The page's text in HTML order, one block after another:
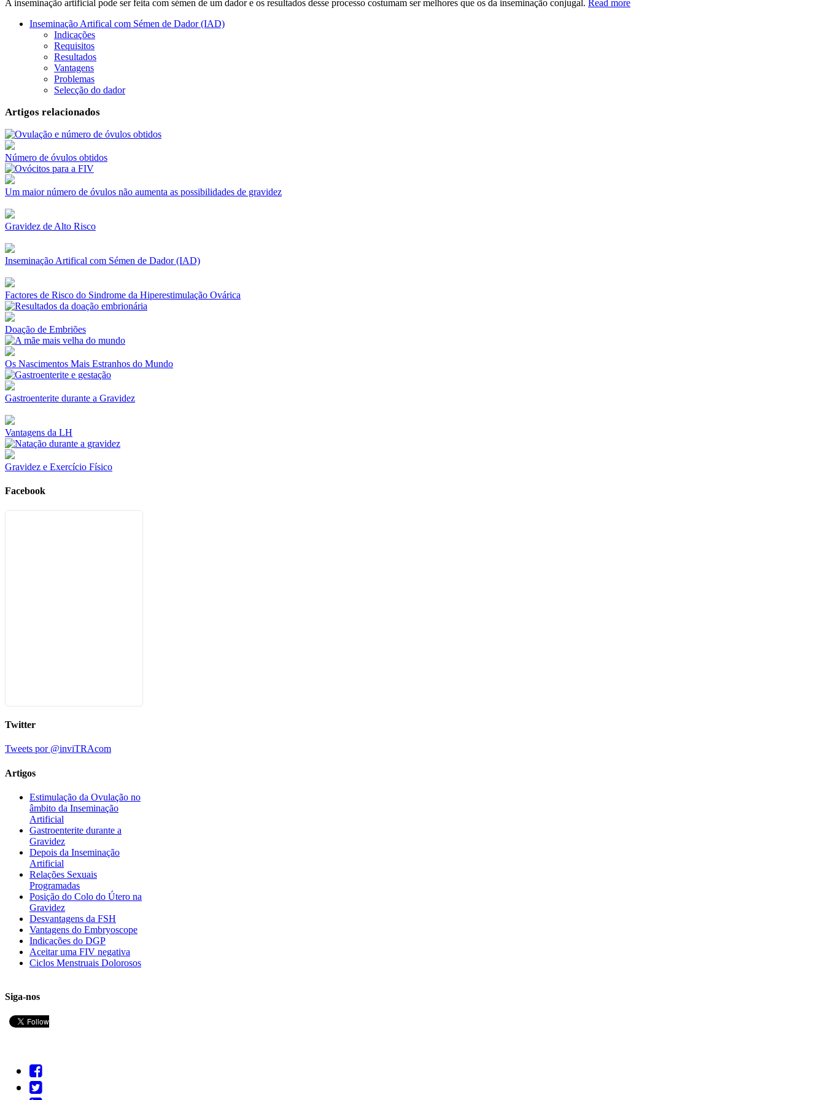
A inseminação artificial pode ser feita com sémen de um dador e os resultados desse processo costumam ser melhores que os da inseminação conjugal. Read more
Inseminação Artifical com Sémen de Dador (IAD)
Indicações
Requisitos
Resultados
Vantagens
Problemas
Selecção do dador
Artigos relacionados
Número de óvulos obtidos
Um maior número de óvulos não aumenta as possibilidades de gravidez
Gravidez de Alto Risco
Inseminação Artifical com Sémen de Dador (IAD)
Factores de Risco do Sindrome da Hiperestimulação Ovárica
Doação de Embriões
Os Nascimentos Mais Estranhos do Mundo
Gastroenterite durante a Gravidez
Vantagens da LH
Gravidez e Exercício Físico
Facebook
Twitter
Tweets por @inviTRAcom
Artigos
Estimulação da Ovulação no
âmbito da Inseminação
Artificial
Gastroenterite durante a
Gravidez
Depois da Inseminação
Artificial
Relações Sexuais
Programadas
Posição do Colo do Útero na
Gravidez
Desvantagens da FSH
Vantagens do Embryoscope
Indicações do DGP
Aceitar uma FIV negativa
Ciclos Menstruais Dolorosos
Siga-nos